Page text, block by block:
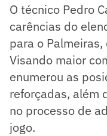
O técnico Pedro
carências do
para o
Visando maior
enumerou as
reforçadas, além
no processo de
jogo.